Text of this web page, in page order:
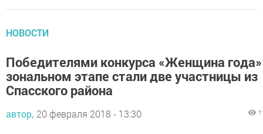
НОВОСТИ
Победителями конкурса «Женщина
зональном этапе стали две участницы из
Спасского района
автор, 20 февраля 2018 - 13:30